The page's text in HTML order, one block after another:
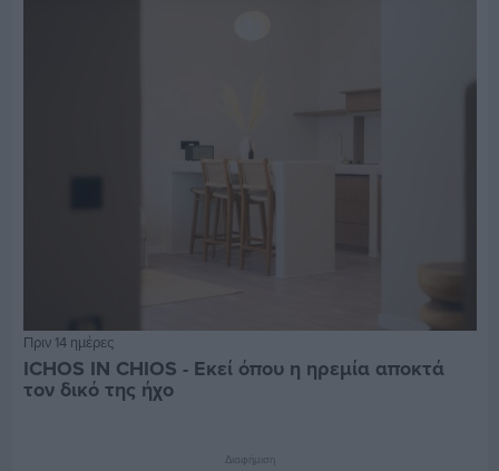
Πριν 14 ημέρες
ICHOS IN CHIOS - Εκεί όπου η ηρεμία αποκτά
τον δικό της ήχο
Διαφήμιση